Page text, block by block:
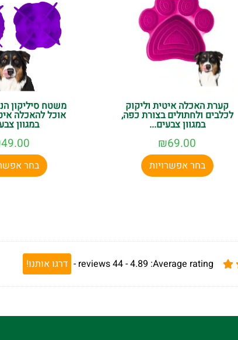
קערת האכלה איטית וליקוק
לכלבים ולחתולים בצורת כפה,
במגוון צבעים...
₪69.00
בחר אפשרויות
משטח סיליקון
אוכל להאכלה
במגוון
49.00
בחר
Average rating:
4.89 -
44
reviews
- דרגו אותנו!